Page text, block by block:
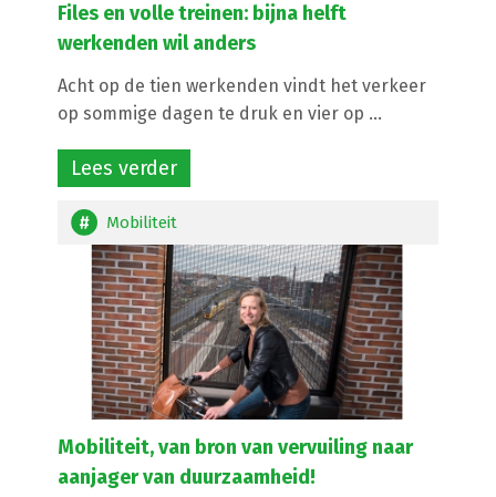
Files en volle treinen: bijna helft
werkenden wil anders
Acht op de tien werkenden vindt het verkeer
op sommige dagen te druk en vier op ...
Lees verder
Mobiliteit
Mobiliteit, van bron van vervuiling naar
aanjager van duurzaamheid!